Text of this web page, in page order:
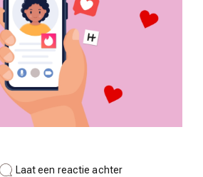
Laat een reactie achterop